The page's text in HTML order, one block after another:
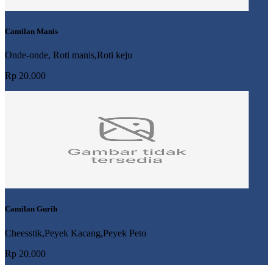
Camilan Manis
Onde-onde, Roti manis,Roti keju
Rp 20.000
Camilan Gurih
Cheesstik,Peyek Kacang,Peyek Peto
Rp 20.000